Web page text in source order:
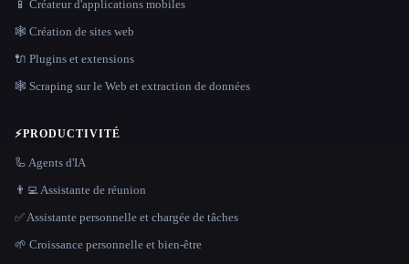
📱 Créateur d'applications mobiles
🕸 Création de sites web
🔌 Plugins et extensions
🕸️ Scraping sur le Web et extraction de données
⚡PRODUCTIVITÉ
🦾 Agents d'IA
👨‍💻 Assistante de réunion
✅ Assistante personnelle et chargée de tâches
🌱 Croissance personnelle et bien-être